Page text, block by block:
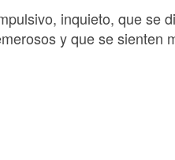
inquieto, que se
y que se sienten